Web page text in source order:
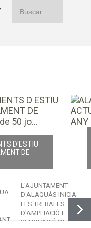
D'ESTIU
DE
L'AJUNTAMENT
D'ALAQUÀS INICIA
ELS TREBALLS
D'AMPLIACIÓ I
RENOVACIÓ DE